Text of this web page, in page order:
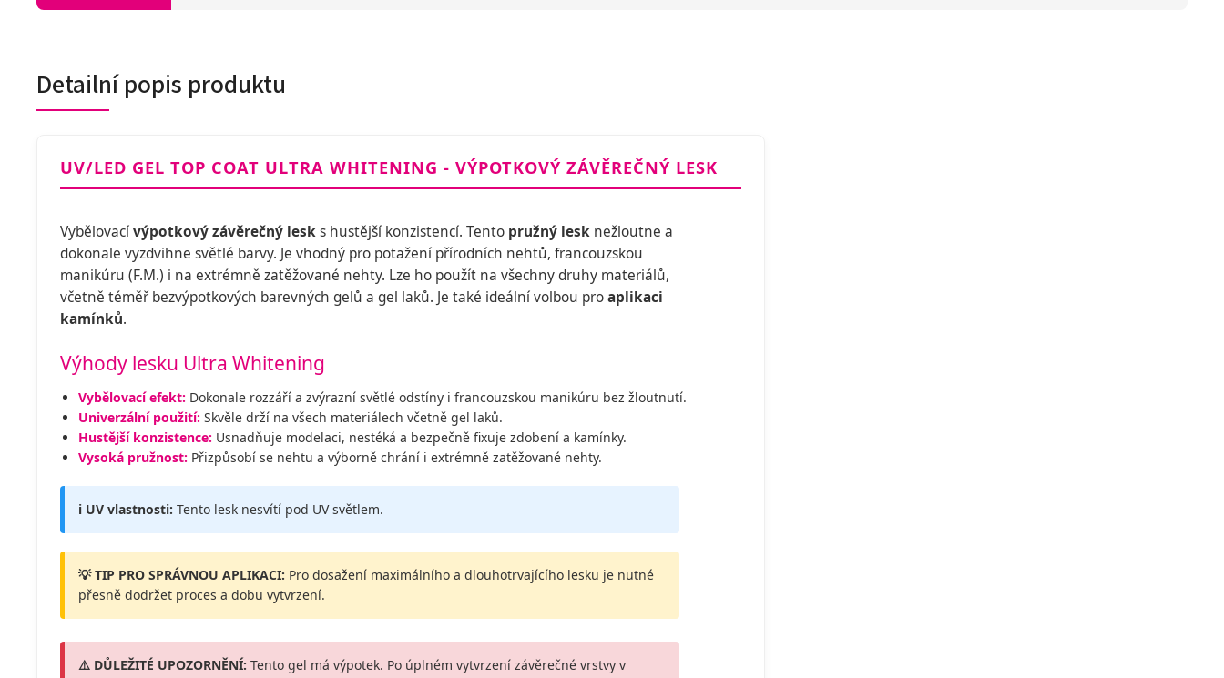
Detailní popis produktu
UV/LED GEL TOP COAT ULTRA WHITENING - VÝPOTKOVÝ ZÁVĚREČNÝ LESK
Vybělovacívýpotkový závěrečný lesks hustější konzistencí. Tento pružný lesk nežloutne a
dokonale vyzdvihne světlé barvy. Je vhodný pro potažení přírodních nehtů, francouzskou
manikúru (F.M.) i na extrémně zatěžované nehty. Lze ho použít na všechny druhy materiálů,
včetně téměř bezvýpotkových barevných gelů a gel laků. Je také ideální volbou proaplikaci
kamínků.
Výhody lesku Ultra Whitening
Vybělovací efekt: Dokonale rozzáří a zvýrazní světlé odstíny i francouzskou manikúru bez žloutnutí.
Univerzální použití: Skvěle drží na všech materiálech včetně gel laků.
Hustější konzistence: Usnadňuje modelaci, nestéká a bezpečně fixuje zdobení a kamínky.
Vysoká pružnost: Přizpůsobí se nehtu a výborně chrání i extrémně zatěžované nehty.
ℹ️ UV vlastnosti: Tento lesk nesvítí pod UV světlem.
💡 TIP PRO SPRÁVNOU APLIKACI: Pro dosažení maximálního a dlouhotrvajícího lesku je nutné
přesně dodržet proces a dobu vytvrzení.
⚠️ DŮLEŽITÉ UPOZORNĚNÍ: Tento gel má výpotek. Po úplném vytvrzení závěrečné vrstvy v